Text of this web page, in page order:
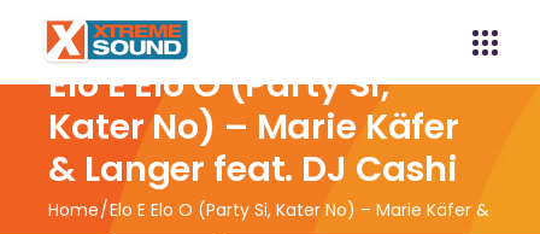
Elo E Elo O (Party Si,
Kater No) – Marie Käfer
& Langer feat. DJ Cashi
Home Elo E Elo O (Party Si, Kater No) – Marie Käfer &